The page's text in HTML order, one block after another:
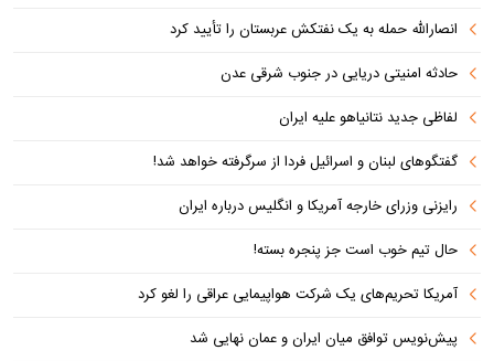
انصارالله حمله به یک نفتکش عربستان را تأیید کرد
حادثه امنیتی دریایی در جنوب شرقی عدن
لفاظی جدید نتانیاهو علیه ایران
گفتگوهای لبنان و اسرائیل فردا از سرگرفته خواهد شد!
رایزنی وزرای خارجه آمریکا و انگلیس درباره ایران
حال تیم خوب است جز پنجره بسته!
آمریکا تحریم‌های یک شرکت هواپیمایی عراقی را لغو کرد
پیش‌نویس توافق میان ایران و عمان نهایی شد